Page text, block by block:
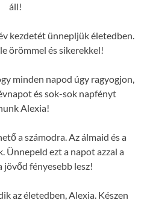
áll!
kezdetét ünnepljük életedben.
örömmel és sikerekkel!
minden napod úgy ragyogjon,
és sok-sok napfényt
Alexia!
a számodra. Az álmaid és a
Ünnepeld ezt a napot azzal a
jövőd fényesebb lesz!
az életedben, Alexia. Készen